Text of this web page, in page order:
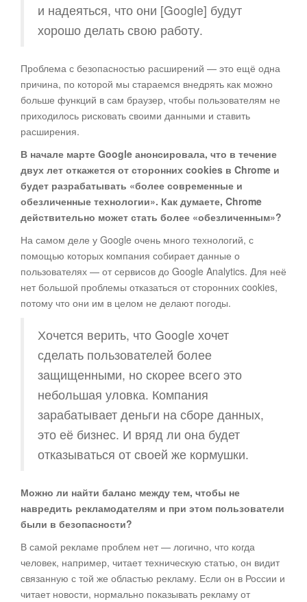
и надеяться, что они [Google] будут
хорошо делать свою работу.
Проблема с безопасностью расширений — это ещё одна
причина, по которой мы стараемся внедрять как можно
больше функций в сам браузер, чтобы пользователям не
приходилось рисковать своими данными и ставить
расширения.
В начале марте Google анонсировала, что в течение
двух лет откажется от сторонних cookies в Chrome и
будет разрабатывать «более современные и
обезличенные технологии». Как думаете, Chrome
действительно может стать более «обезличенным»?
На самом деле у Google очень много технологий, с
помощью которых компания собирает данные о
пользователях — от сервисов до Google Analytics. Для неё
нет большой проблемы отказаться от сторонних cookies,
потому что они им в целом не делают погоды.
Хочется верить, что Google хочет
сделать пользователей более
защищенными, но скорее всего это
небольшая уловка. Компания
зарабатывает деньги на сборе данных,
это её бизнес. И вряд ли она будет
отказываться от своей же кормушки.
Можно ли найти баланс между тем, чтобы не
навредить рекламодателям и при этом пользователи
были в безопасности?
В самой рекламе проблем нет — логично, что когда
человек, например, читает техническую статью, он видит
связанную с той же областью рекламу. Если он в России и
читает новости, нормально показывать рекламу от